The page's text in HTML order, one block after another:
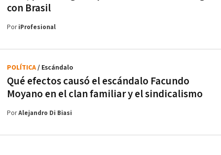
con Brasil
PoriProfesional
Qué efectos causó el escándalo Facundo
Moyano en el clan familiar y el sindicalismo
POLÍTICA/ Escándalo
PorAlejandro Di Biasi